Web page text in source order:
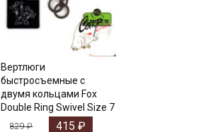
Вертлюги
быстросъемные с
двумя кольцами Fox
Double Ring Swivel Size 7
829₽ 415₽